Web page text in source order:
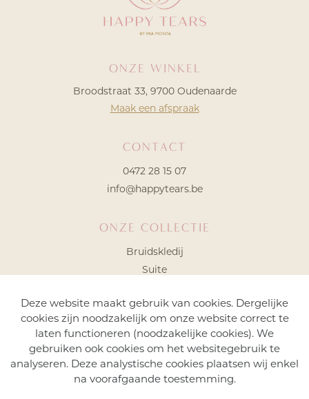
ONZE COLLECTIE
Bruidskledij
Suite
Funshoppen
ONZE WINKEL
Broodstraat 33, 9700 Oudenaarde
Maak een afspraak
CONTACT
0472 28 15 07
info@happytears.be
Deze website maakt gebruik van cookies. Dergelijke
cookies zijn noodzakelijk om onze website correct te
laten functioneren (noodzakelijke cookies). We
gebruiken ook cookies om het websitegebruik te
analyseren. Deze analystische cookies plaatsen wij enkel
na voorafgaande toestemming.